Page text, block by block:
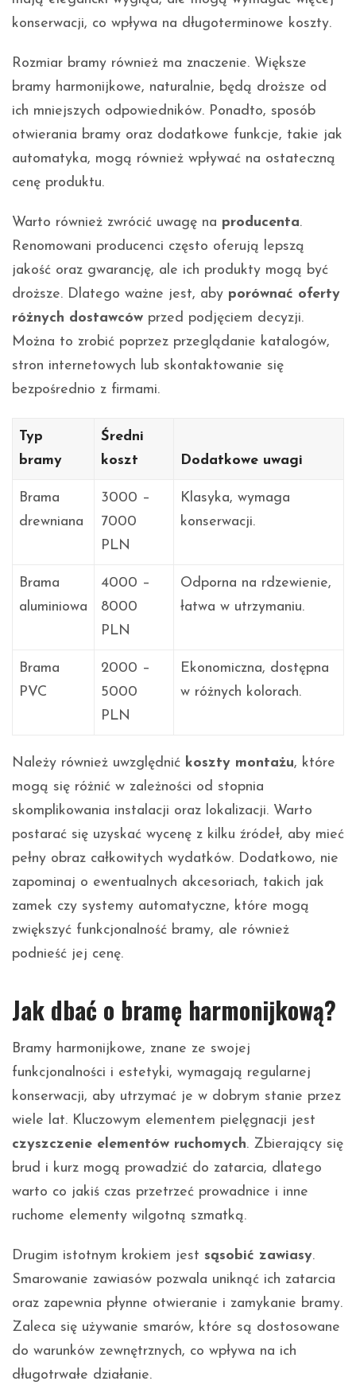
konserwacji, co wpływa na długoterminowe koszty.
Rozmiar bramy również ma znaczenie. Większe
bramy harmonijkowe, naturalnie, będą droższe od
ich mniejszych odpowiedników. Ponadto, sposób
otwierania bramy oraz dodatkowe funkcje, takie jak
automatyka, mogą również wpływać na ostateczną
cenę produktu.
Warto również zwrócić uwagę na producenta.
Renomowani producenci często oferują lepszą
jakość oraz gwarancję, ale ich produkty mogą być
droższe. Dlatego ważne jest, aby porównać oferty
różnych dostawców przed podjęciem decyzji.
Można to zrobić poprzez przeglądanie katalogów,
stron internetowych lub skontaktowanie się
bezpośrednio z firmami.
Typ
bramy
Średni
koszt
Dodatkowe uwagi
Brama
drewniana
3000 –
7000
PLN
Klasyka, wymaga
konserwacji.
Brama
aluminiowa
4000 –
8000
PLN
Odporna na rdzewienie,
łatwa w utrzymaniu.
Brama
PVC
2000 –
5000
PLN
Ekonomiczna, dostępna
w różnych kolorach.
Należy również uwzględnić koszty montażu, które
mogą się różnić w zależności od stopnia
skomplikowania instalacji oraz lokalizacji. Warto
postarać się uzyskać wycenę z kilku źródeł, aby mieć
pełny obraz całkowitych wydatków. Dodatkowo, nie
zapominaj o ewentualnych akcesoriach, takich jak
zamek czy systemy automatyczne, które mogą
zwiększyć funkcjonalność bramy, ale również
podnieść jej cenę.
Jak dbać o bramę harmonijkową?
Bramy harmonijkowe, znane ze swojej
funkcjonalności i estetyki, wymagają regularnej
konserwacji, aby utrzymać je w dobrym stanie przez
wiele lat. Kluczowym elementem pielęgnacji jest
czyszczenie elementów ruchomych. Zbierający się
brud i kurz mogą prowadzić do zatarcia, dlatego
warto co jakiś czas przetrzeć prowadnice i inne
ruchome elementy wilgotną szmatką.
Drugim istotnym krokiem jest sąsobić zawiasy.
Smarowanie zawiasów pozwala uniknąć ich zatarcia
oraz zapewnia płynne otwieranie i zamykanie bramy.
Zaleca się używanie smarów, które są dostosowane
do warunków zewnętrznych, co wpływa na ich
długotrwałe działanie.